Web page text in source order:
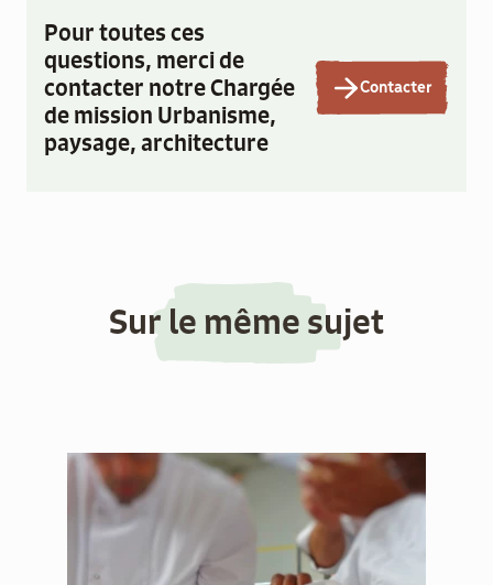
Pour toutes ces
questions, merci de
contacter notre Chargée
de mission Urbanisme,
paysage, architecture
Contacter
Sur le même sujet